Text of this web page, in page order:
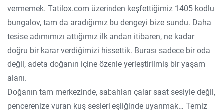
vermemek. Tatilox.com üzerinden keşfettiğimiz 1405 kodlu
bungalov, tam da aradığımız bu dengeyi bize sundu. Daha
tesise adımımızı attığımız ilk andan itibaren, ne kadar
doğru bir karar verdiğimizi hissettik. Burası sadece bir oda
değil, adeta doğanın içine özenle yerleştirilmiş bir yaşam
alanı.
Doğanın tam merkezinde, sabahları çalar saat sesiyle değil,
pencerenize vuran kuş sesleri eşliğinde uyanmak… Temiz